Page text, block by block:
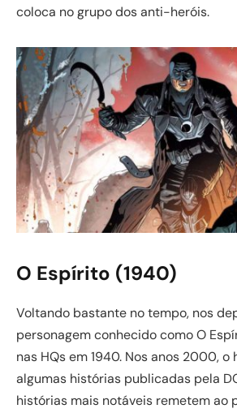
coloca no grupo dos anti-heróis.
O Espírito (1940)
Voltando bastante no tempo, nos
personagem conhecido como O
nas HQs em 1940. Nos anos 2000, o
algumas histórias publicadas pela
histórias mais notáveis remetem ao